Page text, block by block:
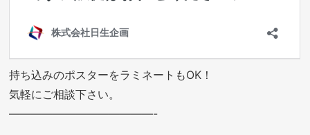
持ち込みのポスターをラミネートもOK！
気軽にご相談下さい。
—————————————-